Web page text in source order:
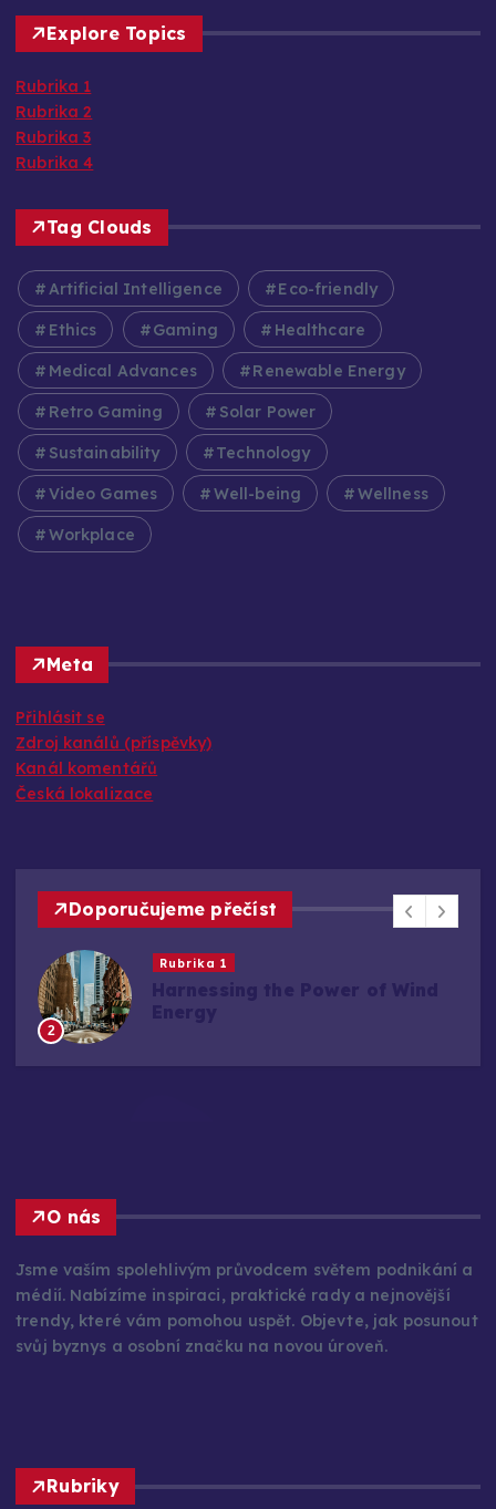
Explore Topics
Rubrika 1
Rubrika 2
Rubrika 3
Rubrika 4
Tag Clouds
Artificial Intelligence Eco-friendly
Ethics Gaming Healthcare
Medical Advances Renewable Energy
Retro Gaming Solar Power
Sustainability Technology
Video Games Well-being Wellness
Workplace
Meta
Přihlásit se
Zdroj kanálů (příspěvky)
Kanál komentářů
Česká lokalizace
Doporučujeme přečíst
2
Rubrika 1
O nás
Jsme vaším spolehlivým průvodcem světem podnikání a
médií. Nabízíme inspiraci, praktické rady a nejnovější
trendy, které vám pomohou uspět. Objevte, jak posunout
svůj byznys a osobní značku na novou úroveň.
Rubriky